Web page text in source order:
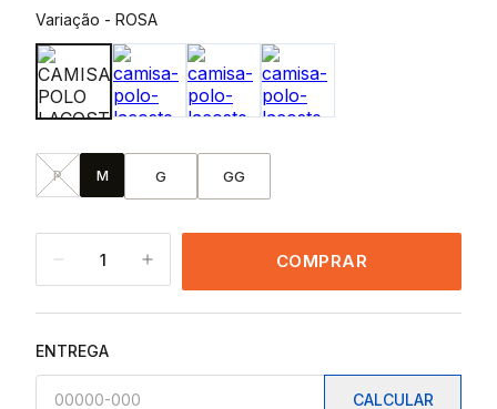
Variação - ROSA
P M G GG
1 COMPRAR
ENTREGA
CALCULAR